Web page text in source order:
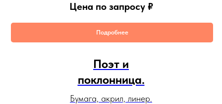
Цена по запросу ₽
Подробнее
Поэт и
поклонница.
Бумага, акрил, линер.